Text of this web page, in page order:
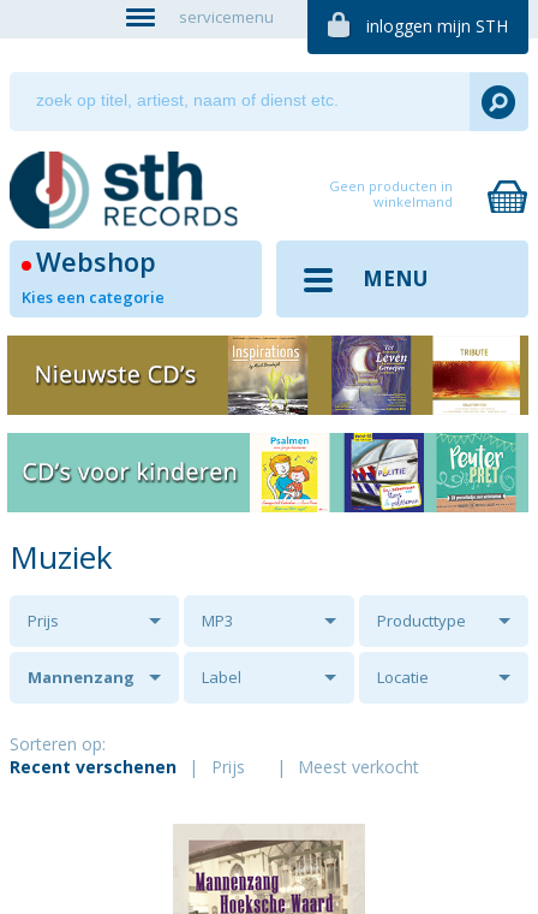
servicemenu inloggen mijn STH
Geen producten in
winkelmand
Webshop
Kies een categorie
MENU
Muziek
Prijs MP3 Producttype
Mannenzang
Waard
Label Locatie
Sorteren op:
Recent verschenen
| Prijs | Meest verkocht